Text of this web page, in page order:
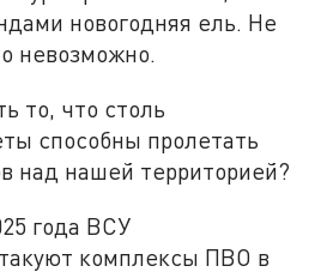
новогодняя ель. Не
невозможно.
то, что столь
способны пролетать
над нашей территорией?
года ВСУ
комплексы ПВО в